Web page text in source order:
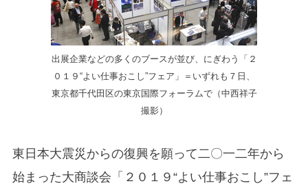
出展企業などの多くのブースが並び、にぎわう「２
０１９“よい仕事おこし”フェア」＝いずれも７日、
東京都千代田区の東京国際フォーラムで（中西祥子
撮影）
東日本大震災からの復興を願って二〇一二年から
始まった大商談会「２０１９“よい仕事おこし”フェ